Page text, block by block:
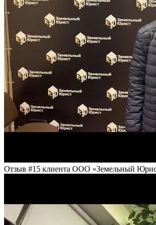
Отзыв #15 клиента ООО «Земельный